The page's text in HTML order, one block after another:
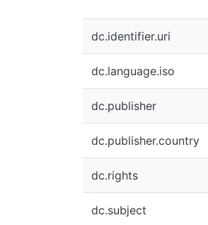
dc.identifier.uri
dc.language.iso
dc.publisher
dc.publisher.country
dc.rights
dc.subject